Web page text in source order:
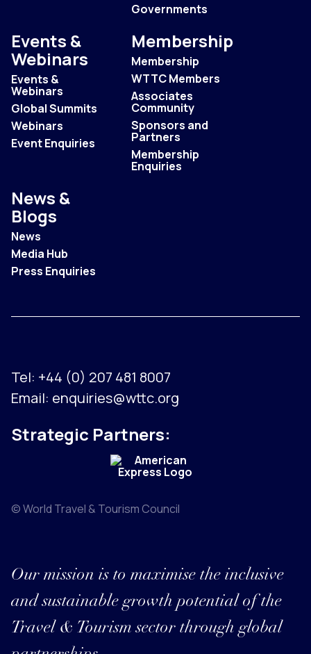
Governments
Events &
Webinars
Events &
Webinars
Global Summits
Webinars
Event Enquiries
Membership
Membership
WTTC Members
Associates
Community
Sponsors and
Partners
Membership
Enquiries
News &
Blogs
News
Media Hub
Press Enquiries
Tel: +44 (0) 207 481 8007
Email: enquiries@wttc.org
Strategic Partners:
© World Travel & Tourism Council
Our mission is to maximise the inclusive
and sustainable growth potential of the
Travel & Tourism sector through global